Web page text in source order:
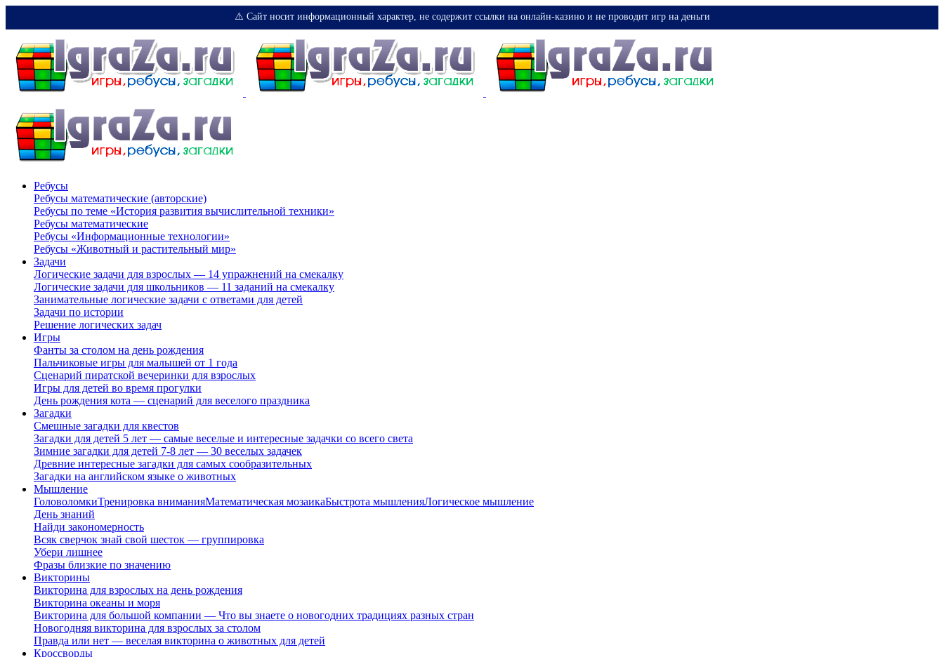
⚠️ Сайт носит информационный характер, не содержит ссылки на онлайн-казино и не проводит игр на деньги
Ребусы
Ребусы математические (авторские)
Ребусы по теме «История развития вычислительной техники»
Ребусы математические
Ребусы «Информационные технологии»
Ребусы «Животный и растительный мир»
Задачи
Логические задачи для взрослых — 14 упражнений на смекалку
Логические задачи для школьников — 11 заданий на смекалку
Занимательные логические задачи с ответами для детей
Задачи по истории
Решение логических задач
Игры
Фанты за столом на день рождения
Пальчиковые игры для малышей от 1 года
Сценарий пиратской вечеринки для взрослых
Игры для детей во время прогулки
День рождения кота — сценарий для веселого праздника
Загадки
Смешные загадки для квестов
Загадки для детей 5 лет — самые веселые и интересные задачки со всего света
Зимние загадки для детей 7-8 лет — 30 веселых задачек
Древние интересные загадки для самых сообразительных
Загадки на английском языке о животных
Мышление
ГоловоломкиТренировка вниманияМатематическая мозаикаБыстрота мышленияЛогическое мышление
День знаний
Найди закономерность
Всяк сверчок знай свой шесток — группировка
Убери лишнее
Фразы близкие по значению
Викторины
Викторина для взрослых на день рождения
Викторина океаны и моря
Викторина для большой компании — Что вы знаете о новогодних традициях разных стран
Новогодняя викторина для взрослых за столом
Правда или нет — веселая викторина о животных для детей
Кроссворды